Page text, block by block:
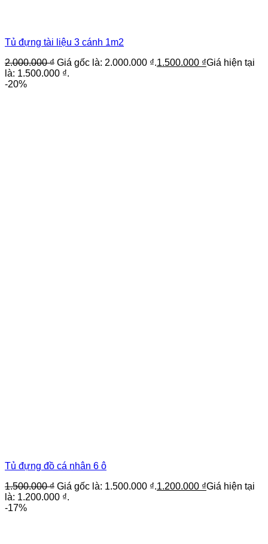
Tủ đựng tài liệu 3 cánh 1m2
2.000.000₫ Giá gốc là: 2.000.000 ₫.1.500.000 ₫Giá hiện tại
là: 1.500.000 ₫.
-20%
Tủ đựng đồ cá nhân 6 ô
1.500.000₫ Giá gốc là: 1.500.000 ₫.1.200.000 ₫Giá hiện tại
là: 1.200.000 ₫.
-17%